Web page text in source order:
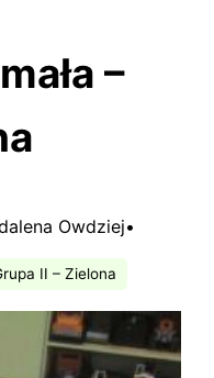
–
Owdziej•
II – Zielona